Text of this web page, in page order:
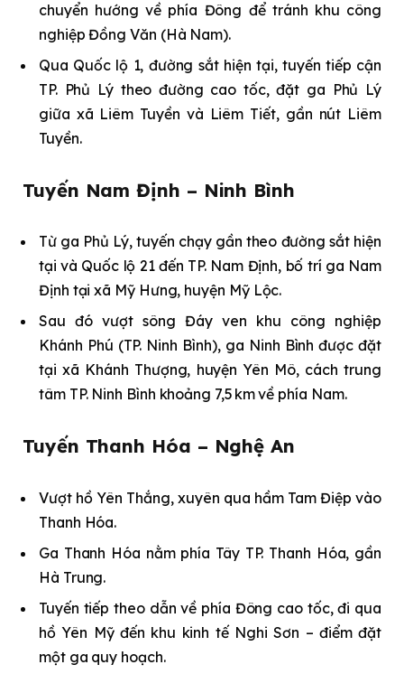
chuyển hướng về phía Đông để tránh khu công
nghiệp Đồng Văn (Hà Nam).
Qua Quốc lộ 1, đường sắt hiện tại, tuyến tiếp cận
TP. Phủ Lý theo đường cao tốc, đặt ga Phủ Lý
giữa xã Liêm Tuyền và Liêm Tiết, gần nút Liêm
Tuyền.
Tuyến Nam Định – Ninh Bình
Từ ga Phủ Lý, tuyến chạy gần theo đường sắt hiện
tại và Quốc lộ 21 đến TP. Nam Định, bố trí ga Nam
Định tại xã Mỹ Hưng, huyện Mỹ Lộc.
Sau đó vượt sông Đáy ven khu công nghiệp
Khánh Phú (TP. Ninh Bình), ga Ninh Bình được đặt
tại xã Khánh Thượng, huyện Yên Mô, cách trung
tâm TP. Ninh Bình khoảng 7,5 km về phía Nam.
Tuyến Thanh Hóa – Nghệ An
Vượt hồ Yên Thắng, xuyên qua hầm Tam Điệp vào
Thanh Hóa.
Ga Thanh Hóa nằm phía Tây TP. Thanh Hóa, gần
Hà Trung.
Tuyến tiếp theo dẫn về phía Đông cao tốc, đi qua
hồ Yên Mỹ đến khu kinh tế Nghi Sơn – điểm đặt
một ga quy hoạch.